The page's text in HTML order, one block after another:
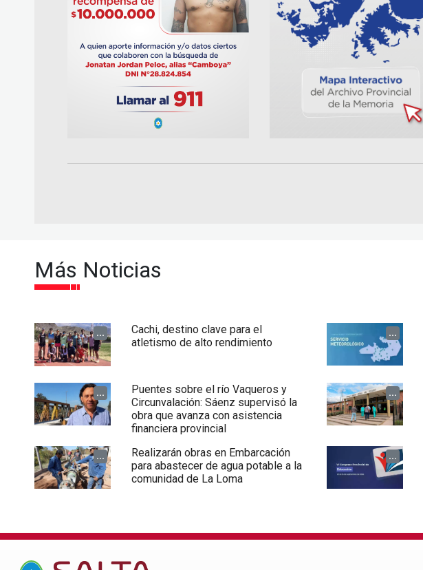
Más Noticias
...
Cachi, destino clave para el
atletismo de alto rendimiento
...
...
Puentes sobre el río Vaqueros y
Circunvalación: Sáenz supervisó la
obra que avanza con asistencia
financiera provincial
...
...
Realizarán obras en Embarcación
para abastecer de agua potable a la
comunidad de La Loma
...